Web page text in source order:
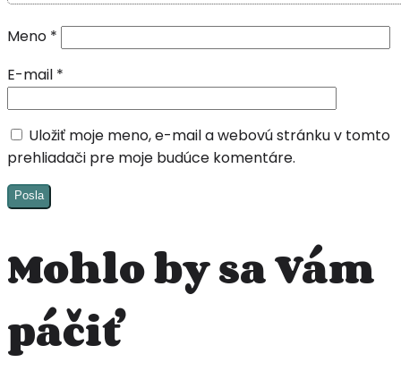
Meno *
E-mail *
Uložiť moje meno, e-mail a webovú stránku v tomto
prehliadači pre moje budúce komentáre.
Posla
Mohlo by sa Vám
páčiť